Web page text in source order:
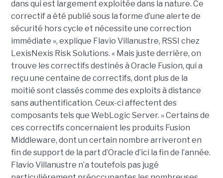
dans qui est largement exploitée dans la nature. Ce
correctif a été publié sous la forme d’une alerte de
sécurité hors cycle et nécessite une correction
immédiate », explique Flavio Villanustre, RSSI chez
LexisNexis Risk Solutions. « Mais juste derrière, on
trouve les correctifs destinés à Oracle Fusion, qui a
reçu une centaine de correctifs, dont plus de la
moitié sont classés comme des exploits à distance
sans authentification. Ceux-ci affectent des
composants tels que WebLogic Server. » Certains de
ces correctifs concernaient les produits Fusion
Middleware, dont un certain nombre arriveront en
fin de support de la part d’Oracle d’ici la fin de l’année.
Flavio Villanustre n’a toutefois pas jugé